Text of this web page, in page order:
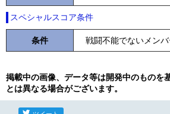
スペシャルスコア条件
条件 戦闘不能でないメン
掲載中の画像、データ等は開発中のものを
とは異なる場合がございます。